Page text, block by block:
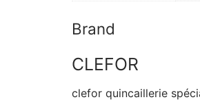
Brand
CLEFOR
clefor quincaillerie